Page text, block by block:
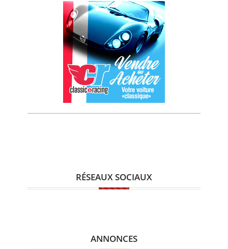
RÉSEAUX SOCIAUX
ANNONCES